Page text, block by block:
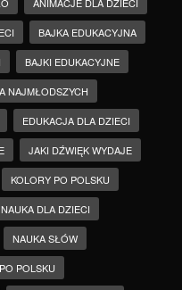
BAJKA EDUKACYJNA
BAJKI EDUKACYJNE
NAJMŁODSZYCH
EDUKACJA DLA DZIECI
JAKI DŹWIĘK WYDAJE
KOLORY PO POLSKU
NAUKA DLA DZIECI
NAUKA SŁÓW
POLSKU